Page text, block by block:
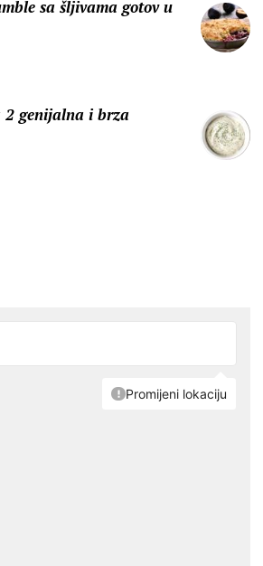
sa šljivama gotov u
2 genijalna i brza